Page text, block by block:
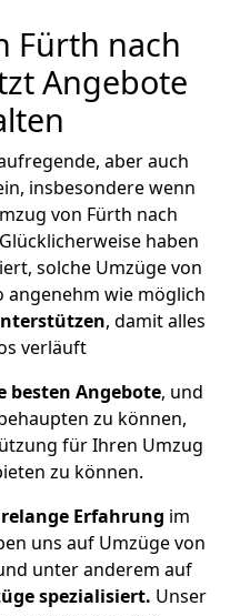
Fürth nach
Angebote
aber auch
insbesondere wenn
von Fürth nach
haben
solche Umzüge von
angenehm wie möglich
, damit alles
verläuft
besten Angebote, und
zu können,
für Ihren Umzug
zu können.
Erfahrung im
uns auf Umzüge von
unter anderem auf
spezialisiert. Unser